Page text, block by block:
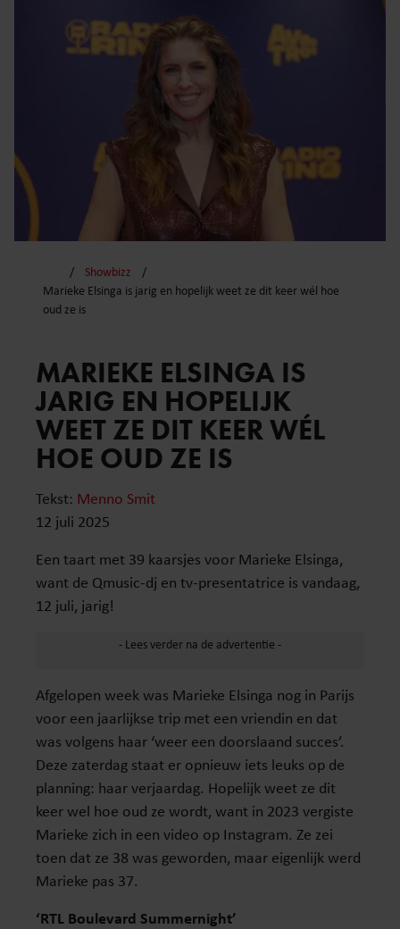
Showbizz
Marieke Elsinga is jarig en hopelijk weet ze dit keer wél hoe
oud ze is
MARIEKE ELSINGA IS
JARIG EN HOPELIJK
WEET ZE DIT KEER WÉL
HOE OUD ZE IS
Tekst: Menno Smit
12 juli 2025
Een taart met 39 kaarsjes voor Marieke Elsinga,
want de Qmusic-dj en tv-presentatrice is vandaag,
12 juli, jarig!
Afgelopen week was Marieke Elsinga nog in Parijs
voor een jaarlijkse trip met een vriendin en dat
was volgens haar ‘weer een doorslaand succes’.
Deze zaterdag staat er opnieuw iets leuks op de
planning: haar verjaardag. Hopelijk weet ze dit
keer wel hoe oud ze wordt, want in 2023 vergiste
Marieke zich in een video op Instagram. Ze zei
toen dat ze 38 was geworden, maar eigenlijk werd
Marieke pas 37.
‘RTL Boulevard Summernight’